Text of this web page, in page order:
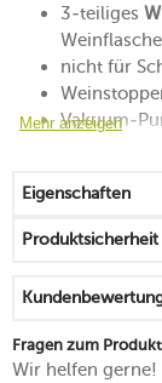
3-teiliges
nicht für
Vakuum-
ist das
Geräusch
Mehr anzeigen
Eigenschaften
Produktsicherheit
Fragen zum
Wir helfen gerne!